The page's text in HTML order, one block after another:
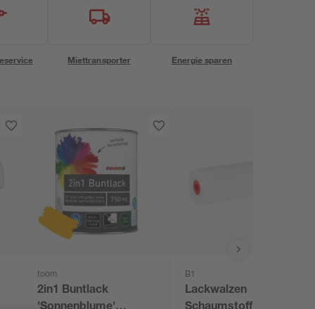
Miettransporter Energie sparen
toom
2in1 Buntlack
B1
Lackwalzen